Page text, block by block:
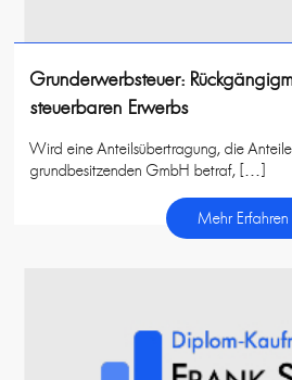
Grunderwerbsteuer:
steuerbaren Erwerbs
Wird eine Anteilsübertragung, die
grundbesitzenden GmbH betraf, […]
Mehr Erfahren